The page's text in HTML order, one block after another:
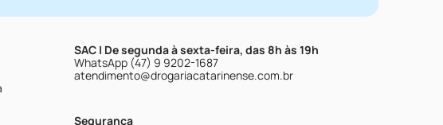
SAC | De segunda à sexta-feira, das 8h às 19h
WhatsApp (47) 9 9202-1687
atendimento@drogariacatarinense.com.br
Segurança